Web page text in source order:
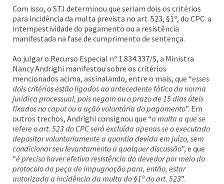
Com isso, o STJ determinou que seriam dois os critérios
para incidência da multa prevista no art. 523, §1º, do CPC: a
intempestividade do pagamento ou a resistência
manifestada na fase de cumprimento de sentença.
Ao julgar o Recurso Especial nº 1.834.337/S, a Ministra
Nancy Andrighi manifestou sobre os critérios
mencionados acima, assinalando, entre o mais, que “esses
dois critérios estão ligados ao antecedente fático da norma
jurídica processual, pois negam ou o prazo de 15 dias úteis
fixados no caput ou a ação voluntária do pagamento”. Em
outros trechos, Andrighi consignou que “a multa a que se
refere o art. 523 do CPC será excluída apenas se o executado
depositar voluntariamente a quantia devida em juízo, sem
condicionar seu levantamento a qualquer discussão”, e que
“é preciso haver efetiva resistência do devedor por meio do
protocolo da peça de impugnação para, então, estar
autorizada a incidência da multa do §1º do art. 523”.